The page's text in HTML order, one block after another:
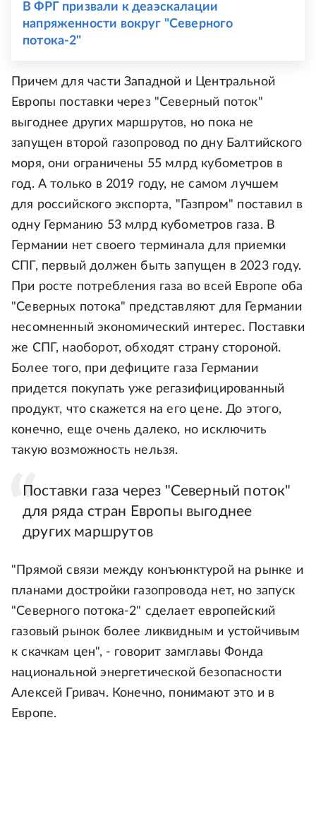
В ФРГ призвали к деаэскалации
напряженности вокруг "Северного
потока-2"
Причем для части Западной и Центральной
Европы поставки через "Северный поток"
выгоднее других маршрутов, но пока не
запущен второй газопровод по дну Балтийского
моря, они ограничены 55 млрд кубометров в
год. А только в 2019 году, не самом лучшем
для российского экспорта, "Газпром" поставил в
одну Германию 53 млрд кубометров газа. В
Германии нет своего терминала для приемки
СПГ, первый должен быть запущен в 2023 году.
При росте потребления газа во всей Европе оба
"Северных потока" представляют для Германии
несомненный экономический интерес. Поставки
же СПГ, наоборот, обходят страну стороной.
Более того, при дефиците газа Германии
придется покупать уже регазифицированный
продукт, что скажется на его цене. До этого,
конечно, еще очень далеко, но исключить
такую возможность нельзя.
Поставки газа через "Северный поток"
для ряда стран Европы выгоднее
других маршрутов
"Прямой связи между конъюнктурой на рынке и
планами достройки газопровода нет, но запуск
"Северного потока-2" сделает европейский
газовый рынок более ликвидным и устойчивым
к скачкам цен", - говорит замглавы Фонда
национальной энергетической безопасности
Алексей Гривач. Конечно, понимают это и в
Европе.